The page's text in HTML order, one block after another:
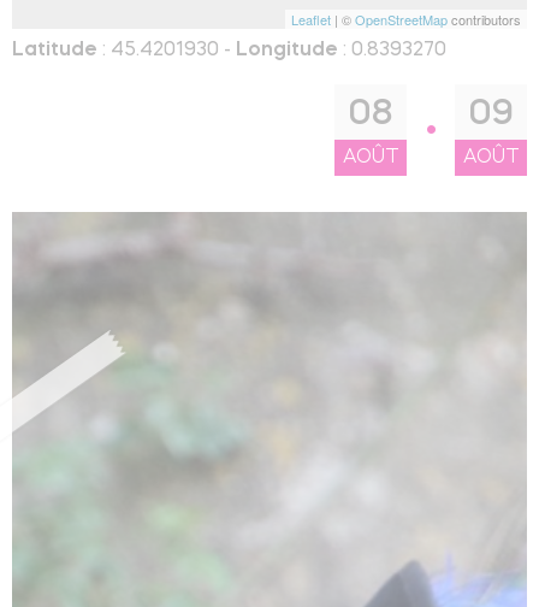
Leaflet | ©OpenStreetMapcontributors
Latitude : 45.4201930 - Longitude : 0.8393270
08
AOÛT
09
AOÛT